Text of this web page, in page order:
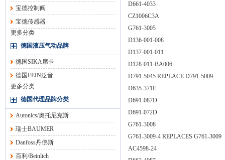
宝德控制阀
宝德传感器
更多分类
德国液压气动品牌
德国SIKA席卡
德国FEIN泛音
更多分类
德国代理品牌分类
Autonics/奥托尼克斯
瑞士BAUMER
Danfoss丹佛斯
百利/Beinlich
D661-4033
CZ1006C3A
G761-3005
D136-001-008
D137-001-011
D128-011-BA006
D791-5045 REPLACE D791-5009
D635-371E
D691-087D
D691-072D
G761-3008
G761-3009-4 REPLACES G761-3009
AC4598-24